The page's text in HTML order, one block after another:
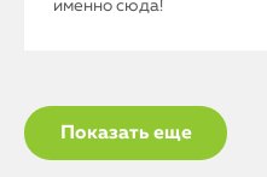
именно сюда!
Показать еще